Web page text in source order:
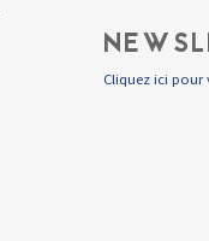
Cliquez ici pour